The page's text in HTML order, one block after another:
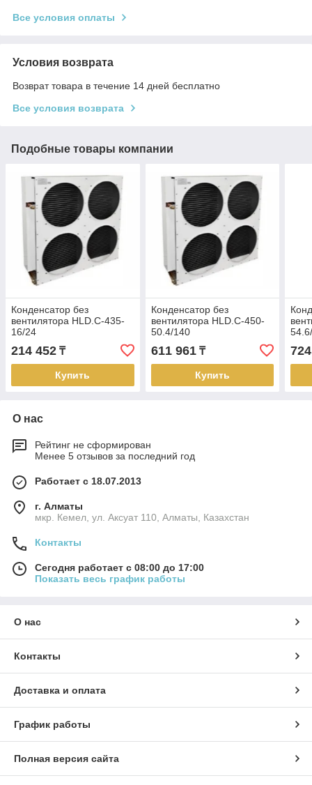
Все условия оплаты
Условия возврата
Возврат товара в течение 14 дней бесплатно
Все условия возврата
Подобные товары компании
Конденсатор без
вентилятора HLD.C-435-
16/24
214 452 ₸
Купить
Конденсатор без
вентилятора HLD.C-450-
50.4/140
611 961₸
Купить
О нас
Рейтинг не сформирован
Менее 5 отзывов за последний год
Работает с 18.07.2013
г. Алматы
мкр. Кемел, ул. Аксуат 110, Алматы, Казахстан
Контакты
Сегодня работает с 08:00 до 17:00
Показать весь график работы
О нас
Контакты
Доставка и оплата
График работы
Полная версия сайта